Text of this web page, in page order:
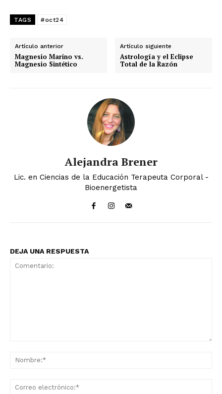
TAGS #oct24
Artículo anterior
Magnesio Marino vs.
Magnesio Sintético
Artículo siguiente
Astrología y el Eclipse
Total de la Razón
Alejandra Brener
Lic. en Ciencias de la Educación Terapeuta Corporal -
Bioenergetista
DEJA UNA RESPUESTA